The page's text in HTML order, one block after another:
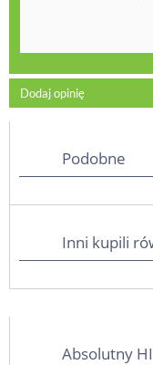
Dodaj opinię
Podobne
Inni kupili
Absolutny